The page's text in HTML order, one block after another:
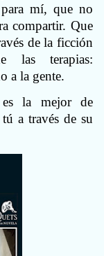
mí, que no
compartir. Que
de la ficción
las terapias:
a la gente.
es la mejor de
a través de su